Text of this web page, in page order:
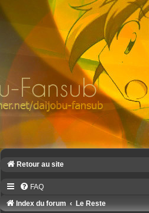
Retour au site
FAQ
Index du forum
Le Reste